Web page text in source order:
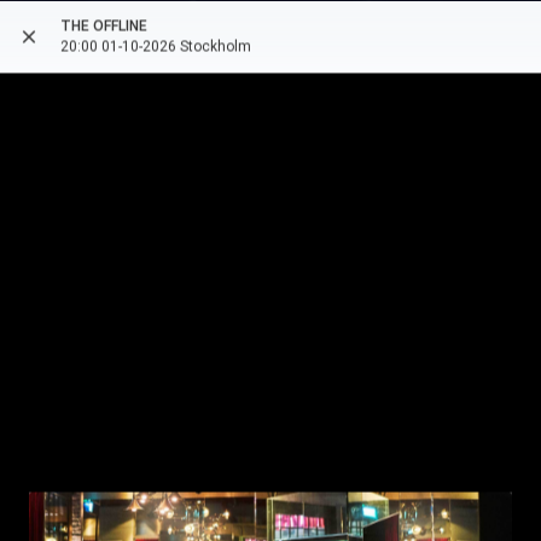
arrow_back
close THE OFFLINE
20:00 01-10-2026 Stockholm
style 1 ORT date_range 1 OKTOBER 2026